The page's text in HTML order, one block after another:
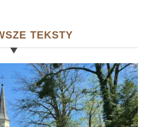
TEKSTY